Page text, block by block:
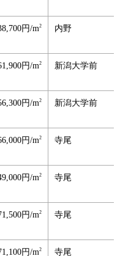
円/m2 内野
円/m2 新潟大学前
円/m2 新潟大学前
円/m2 寺尾
円/m2 寺尾
円/m2 寺尾
円/m2 寺尾